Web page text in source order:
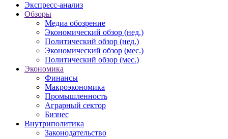
Экспресс-анализ
Обзоры
Медиа обозрение
Экономический обзор (нед.)
Политический обзор (нед.)
Экономический обзор (мес.)
Политический обзор (мес.)
Экономика
Финансы
Макроэкономика
Промышленность
Аграрный сектор
Бизнес
Внутриполитика
Законодательство